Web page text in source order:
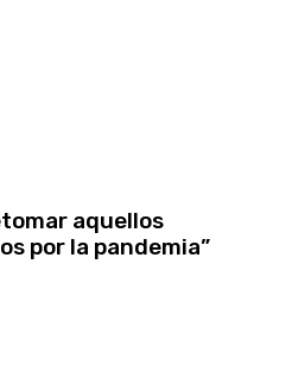
aquellos
por la pandemia”